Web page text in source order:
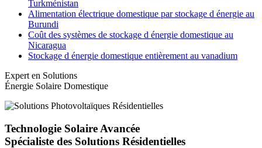
Turkménistan
Alimentation électrique domestique par stockage d énergie au
Burundi
Coût des systèmes de stockage d énergie domestique au
Nicaragua
Stockage d énergie domestique entièrement au vanadium
Expert en Solutions
Énergie Solaire Domestique
Technologie Solaire Avancée
Spécialiste des Solutions Résidentielles